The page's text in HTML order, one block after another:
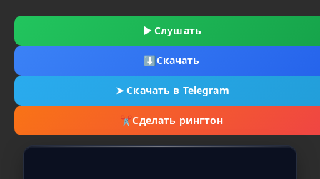
▶ Слушать
⬇Скачать
➤Скачать в Telegram
✂Сделать рингтон